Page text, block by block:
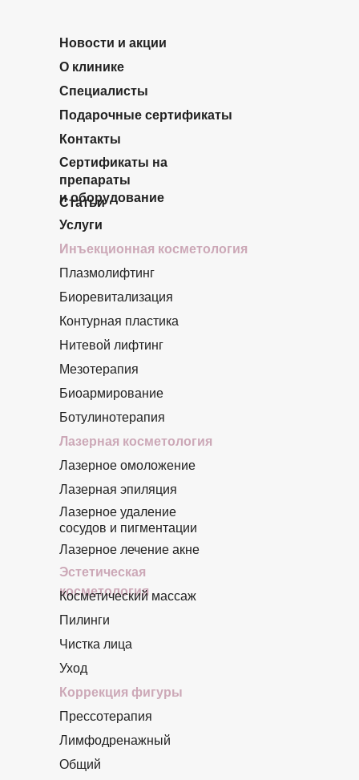
Услуги
Новости и акции
О клинике
Специалисты
Подарочные сертификаты
Контакты
Сертификаты на
препараты
и оборудование
Плазмолифтинг
Эстетическая
косметология
Коррекция фигуры
Инъекционная косметология
Пилинги
Прессотерапия
Общий
Чистка лица
Биоревитализация
Контурная пластика
Нитевой лифтинг
Мезотерапия
Биоармирование
Ботулинотерапия
Статьи
Косметический массаж
Уход
Лазерная косметология
Лазерное омоложение
Лазерная эпиляция
Лазерное удаление
сосудов и пигментации
Лазерное лечение акне
Лимфодренажный